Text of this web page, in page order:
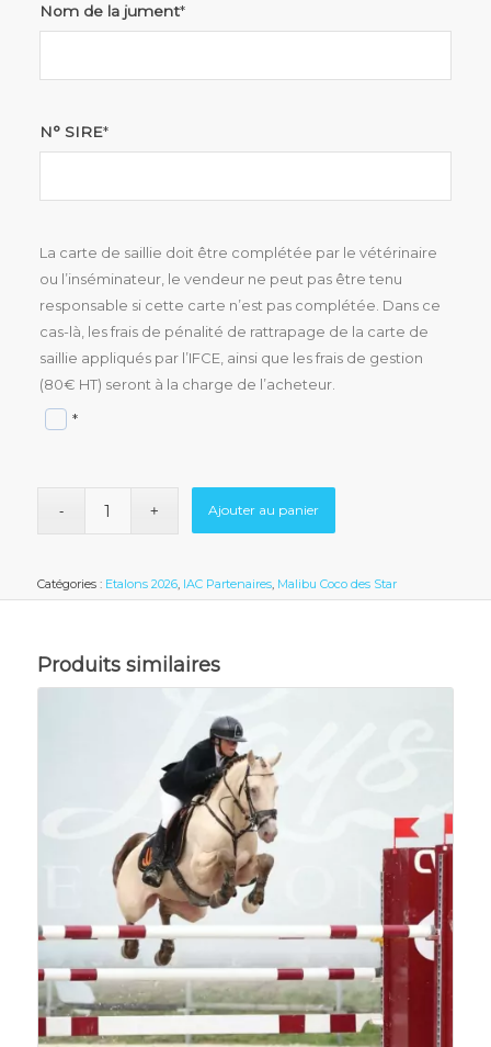
Nom de la jument*
N° SIRE*
La carte de saillie doit être complétée par le vétérinaire
ou l’inséminateur, le vendeur ne peut pas être tenu
responsable si cette carte n’est pas complétée. Dans ce
cas-là, les frais de pénalité de rattrapage de la carte de
saillie appliqués par l’IFCE, ainsi que les frais de gestion
(80€ HT) seront à la charge de l’acheteur.
*
Ajouter au panier
Catégories : Etalons 2026, IAC Partenaires, Malibu Coco des Star
Produits similaires